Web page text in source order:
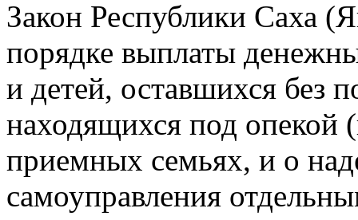
Закон Республики Саха
порядке выплаты
и детей, оставшихся без
находящихся под опекой
приемных семьях, и о
самоуправления